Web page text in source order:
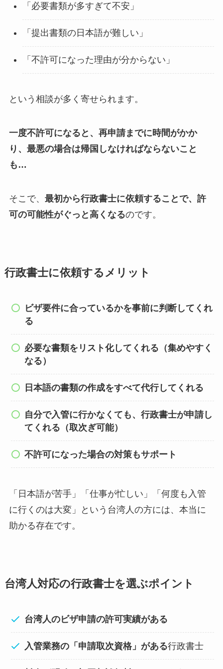
「必要書類が多すぎて不安」
「提出書類の日本語が難しい」
「不許可になった理由が分からない」
という相談が多く寄せられます。
一度不許可になると、再申請までに時間がかか
り、最悪の場合は帰国しなければならないこと
も…
そこで、 最初から行政書士に依頼することで、許
可の可能性がぐっと高くなるのです。
行政書士に依頼するメリット
ビザ要件に合っているかを事前に判断してくれ
る
必要な書類をリスト化してくれる（集めやすく
なる）
日本語の書類の作成をすべて代行してくれる
自分で入管に行かなくても、行政書士が申請し
てくれる（取次ぎ可能）
不許可になった場合の対策もサポート
「日本語が苦手」「仕事が忙しい」「何度も入管
に行くのは大変」という台湾人の方には、本当に
助かる存在です。
台湾人対応の行政書士を選ぶポイント
台湾人のビザ申請の許可実績がある
入管業務の「申請取次資格」がある行政書士